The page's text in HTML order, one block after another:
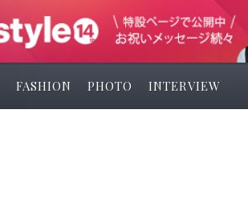
FASHION PHOTO INTERVIEW